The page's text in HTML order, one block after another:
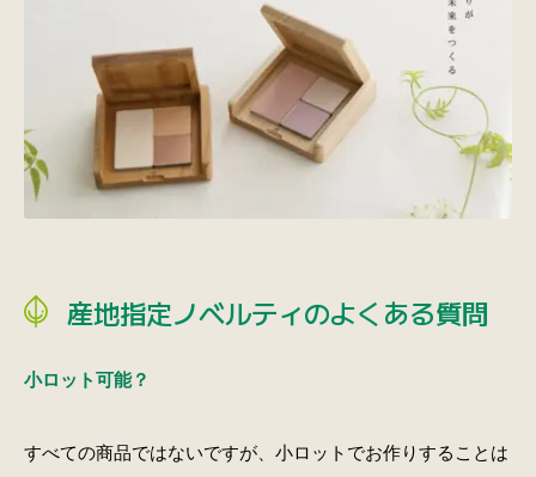
産地指定ノベルティのよくある質問
小ロット可能？
すべての商品ではないですが、小ロットでお作りすることは